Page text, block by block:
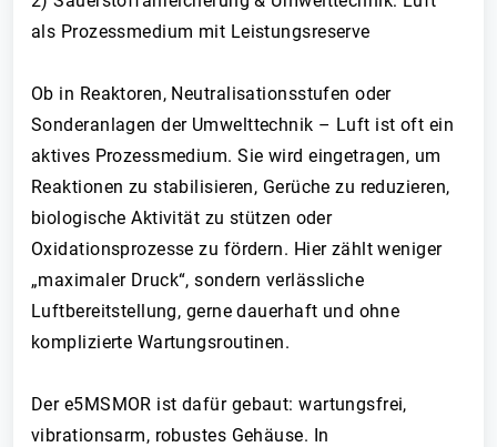
als Prozessmedium mit Leistungsreserve
Ob in Reaktoren, Neutralisationsstufen oder
Sonderanlagen der Umwelttechnik – Luft ist oft ein
aktives Prozessmedium. Sie wird eingetragen, um
Reaktionen zu stabilisieren, Gerüche zu reduzieren,
biologische Aktivität zu stützen oder
Oxidationsprozesse zu fördern. Hier zählt weniger
„maximaler Druck“, sondern verlässliche
Luftbereitstellung, gerne dauerhaft und ohne
komplizierte Wartungsroutinen.
Der e5MSMOR ist dafür gebaut: wartungsfrei,
vibrationsarm, robustes Gehäuse. In